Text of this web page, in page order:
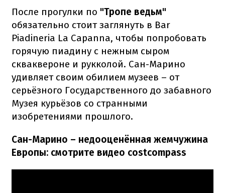
После прогулки по "Тропе ведьм"
обязательно стоит заглянуть в Bar
Piadineria La Capanna, чтобы попробовать
горячую пиадину с нежным сыром
скваквероне и рукколой. Сан-Марино
удивляет своим обилием музеев – от
серьёзного Государственного до забавного
Музея курьёзов со странными
изобретениями прошлого.
Сан-Марино – недооценённая жемчужина
Европы: смотрите видео costcompass